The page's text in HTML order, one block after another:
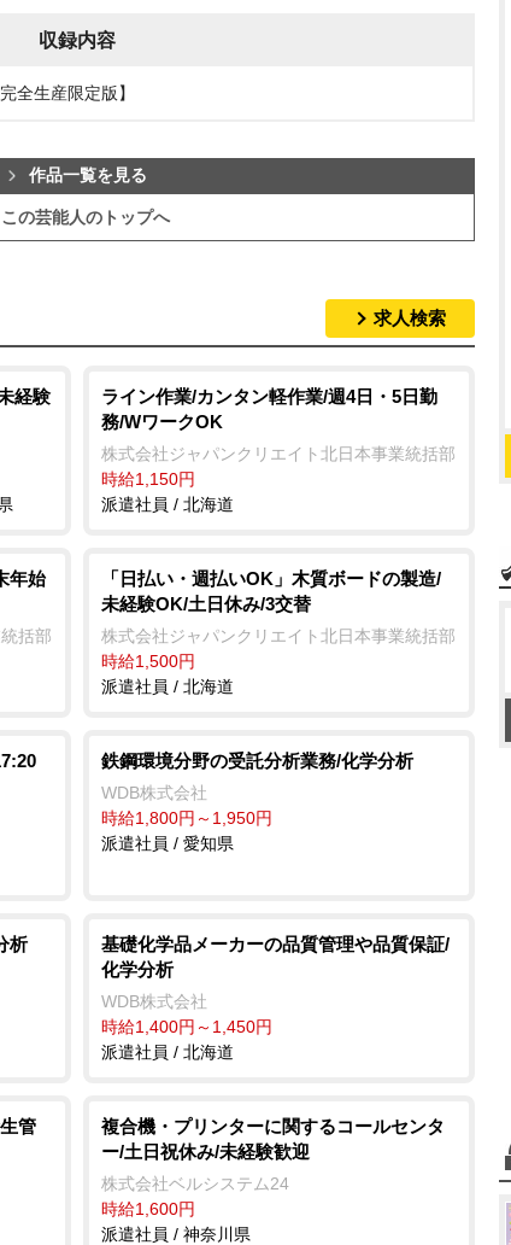
収録内容
全生産限定版】
作品一覧を見る
この芸能人のトップへ
求人検索
経験
ライン作業/カンタン軽作業/週4日・5日勤
務/WワークOK
株式会社ジャパンクリエイト北日本事業統括部
時給1,150円
派遣社員 / 北海道
年始
括部
「日払い・週払いOK」木質ボードの製造/
未経験OK/土日休み/3交替
株式会社ジャパンクリエイト北日本事業統括部
時給1,500円
派遣社員 / 北海道
鉄鋼環境分野の受託分析業務/化学分析
WDB株式会社
時給1,800円～1,950円
派遣社員 / 愛知県
析
基礎化学品メーカーの品質管理や品質保証/
化学分析
WDB株式会社
時給1,400円～1,450円
派遣社員 / 北海道
管
複合機・プリンターに関するコールセンタ
ー/土日祝休み/未経験歓迎
株式会社ベルシステム24
時給1,600円
派遣社員 / 神奈川県